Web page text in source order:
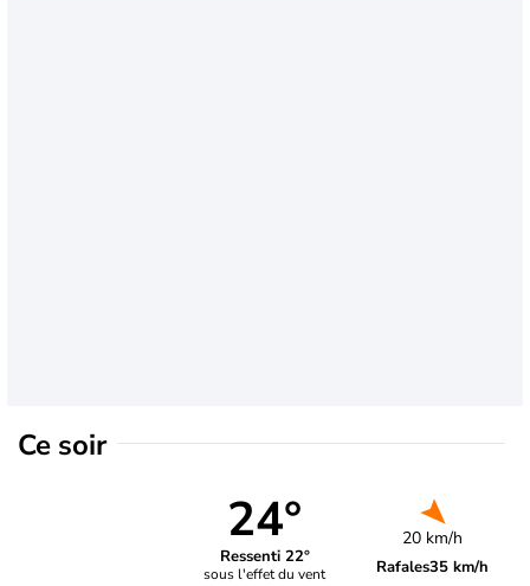
Ce soir
24°
Ressenti 22°
sous l'effet du vent
20 km/h
Rafales35 km/h